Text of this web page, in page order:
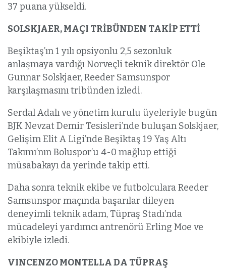
37 puana yükseldi.
SOLSKJAER, MAÇI TRİBÜNDEN TAKİP ETTİ
Beşiktaş’ın 1 yılı opsiyonlu 2,5 sezonluk
anlaşmaya vardığı Norveçli teknik direktör Ole
Gunnar Solskjaer, Reeder Samsunspor
karşılaşmasını tribünden izledi.
Serdal Adalı ve yönetim kurulu üyeleriyle bugün
BJK Nevzat Demir Tesisleri’nde buluşan Solskjaer,
Gelişim Elit A Ligi’nde Beşiktaş 19 Yaş Altı
Takımı’nın Boluspor’u 4-0 mağlup ettiği
müsabakayı da yerinde takip etti.
Daha sonra teknik ekibe ve futbolculara Reeder
Samsunspor maçında başarılar dileyen
deneyimli teknik adam, Tüpraş Stadı’nda
mücadeleyi yardımcı antrenörü Erling Moe ve
ekibiyle izledi.
VINCENZO MONTELLA DA TÜPRAŞ